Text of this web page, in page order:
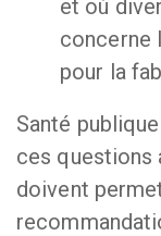
et où
concerne
pour la
Santé
ces questions
doivent